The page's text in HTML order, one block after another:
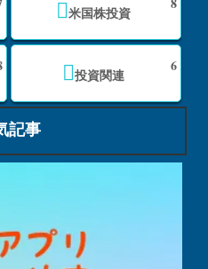
米国株投資
投資関連
6
記事